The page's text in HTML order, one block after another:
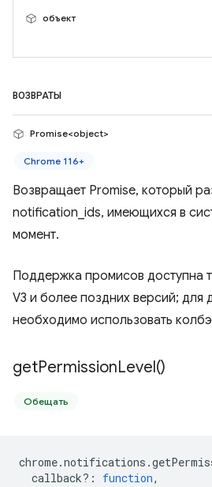
объект
ВОЗВРАТЫ
Promise<object>
Chrome 116+
Возвращает Promise, который
notification_ids, имеющихся в
момент.
Поддержка промисов доступна
V3 и более поздних версий; для
необходимо использовать
getPermissionLevel()
Обещать
chrome.notifications .
callback? : function,